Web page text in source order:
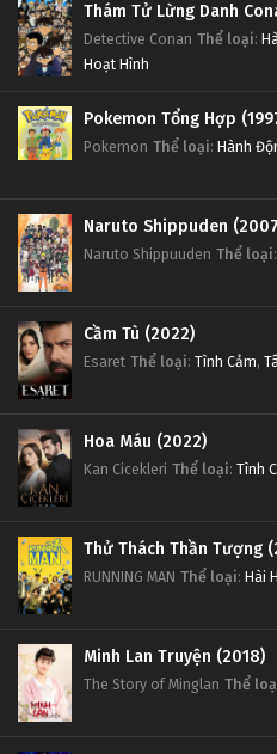
Thám Tử Lừng Danh
Detective Conan Thể loại:
Hoạt Hình
Pokemon Tổng Hợp
Pokemon Thể loại: Hành
Naruto Shippuden
Naruto Shippuuden Thể loại:
Cầm Tù (2022)
Esaret Thể loại: Tình Cảm,
Hoa Máu (2022)
Kan Cicekleri Thể loại: Tình
Thử Thách Thần Tượng
RUNNING MAN Thể loại: Hài
Minh Lan Truyện (2018)
The Story of Minglan Thể